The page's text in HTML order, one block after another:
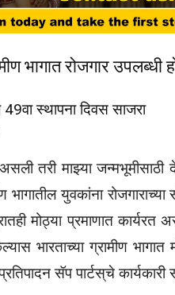
भागात रोजगार
स्थापना दिवस साजरा
तरी माझ्या
युवकांना
मोठ्या प्रमाणात
भारताच्या ग्रामीण भागात
सॅप पार्टस्‌‍चे